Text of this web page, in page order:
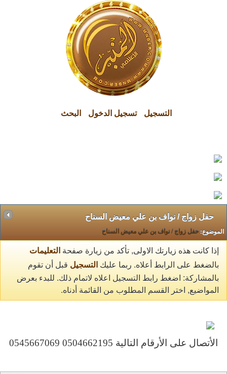
التسجيل تسجيل الدخول البحث
حفل زواج / نواف بن علي معيض السناح
الموضوع: حفل زواج / نواف بن علي معيض السناح
إذا كانت هذه زيارتك الاولى, تأكد من زيارة صفحة التعليمات
بالضغط على الرابط أعلاه. ربما عليك التسجيل قبل أن تقوم
بالمشاركة: اضغط رابط التسجيل اعلاه لاتمام ذلك. للبدء بعرض
المواضيع, اختر القسم المطلوب من القائمة أدناه.